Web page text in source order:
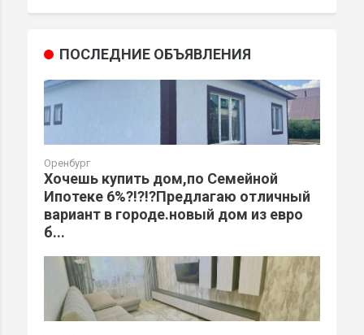
ПОСЛЕДНИЕ ОБЪЯВЛЕНИЯ
Оренбург
Хочешь купить дом,по Семейной
Ипотеке 6%?!?!?Предлагаю отличный
вариант в городе.новый дом из евро
б...